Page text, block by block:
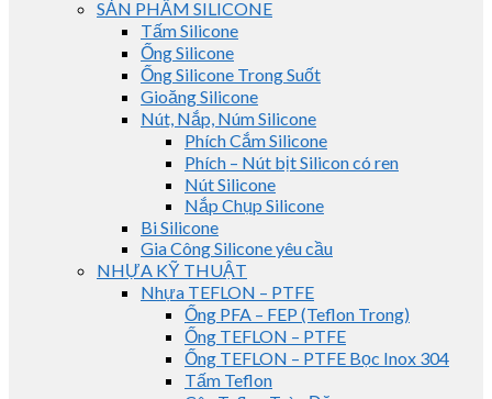
SẢN PHẨM SILICONE
Tấm Silicone
Ống Silicone
Ống Silicone Trong Suốt
Gioăng Silicone
Nút, Nắp, Núm Silicone
Phích Cắm Silicone
Phích – Nút bịt Silicon có ren
Nút Silicone
Nắp Chụp Silicone
Bi Silicone
Gia Công Silicone yêu cầu
NHỰA KỸ THUẬT
Nhựa TEFLON – PTFE
Ống PFA – FEP (Teflon Trong)
Ống TEFLON – PTFE
Ống TEFLON – PTFE Bọc Inox 304
Tấm Teflon